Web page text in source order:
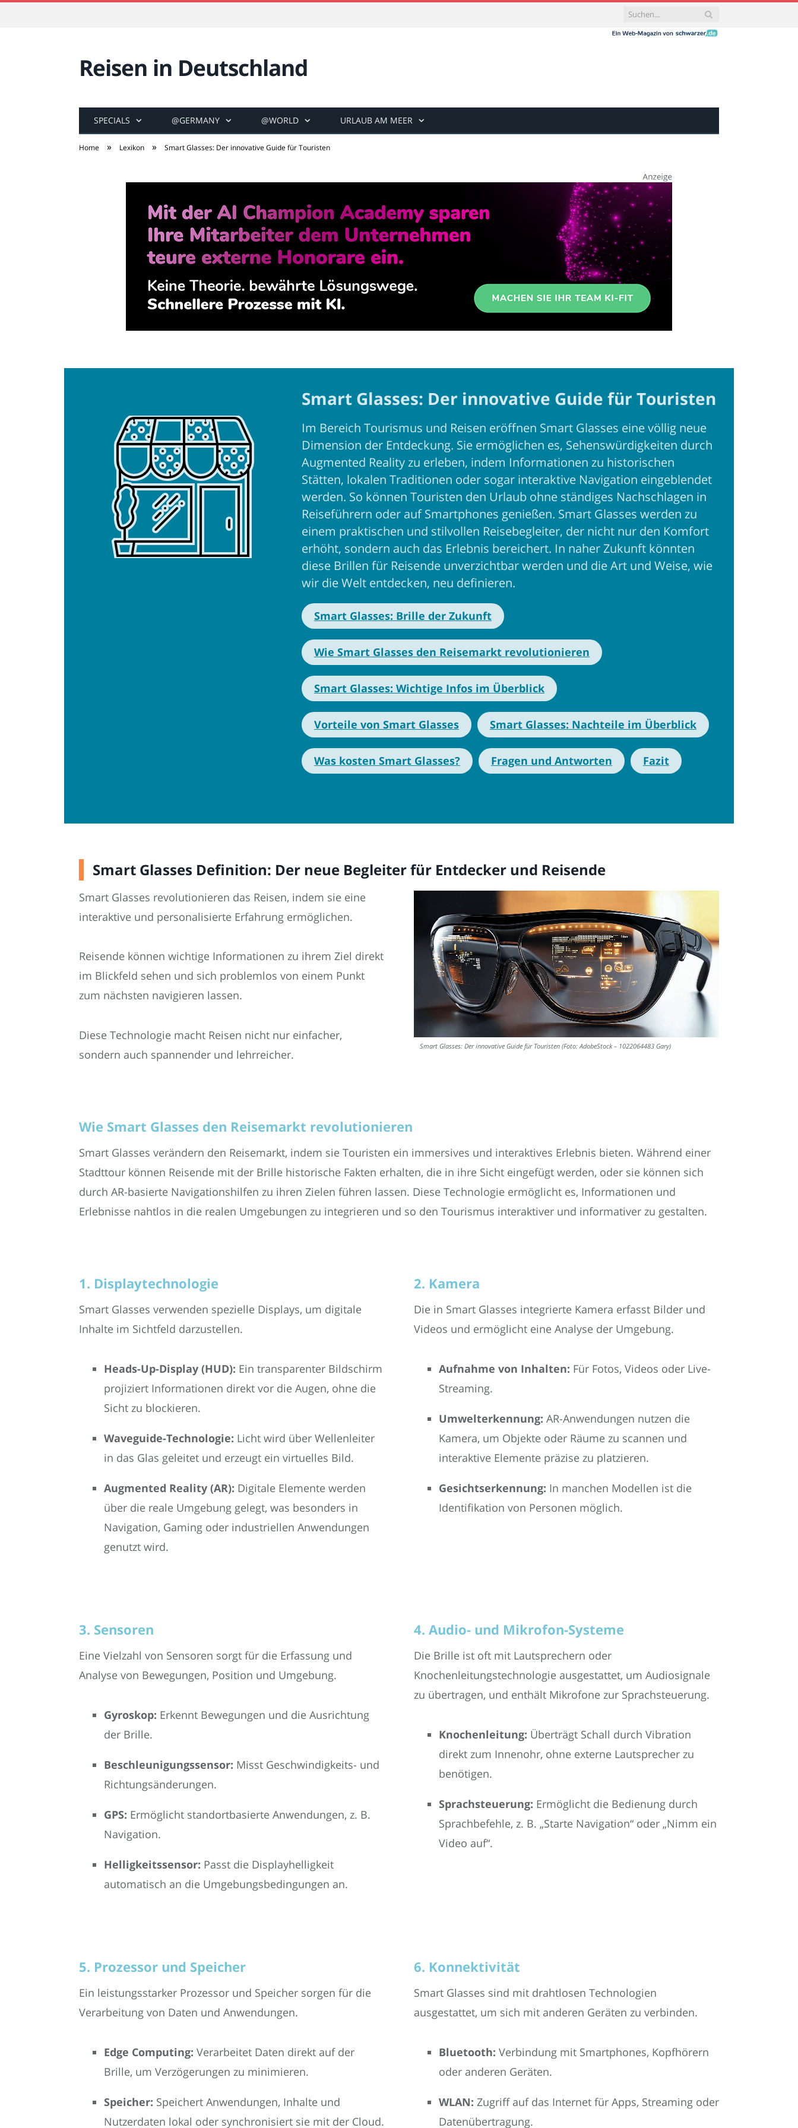
Reisen in Deutschland
SPECIALS @GERMANY @WORLD URLAUB AM MEER
Home » Lexikon » Smart Glasses: Der innovative Guide für Touristen
Smart Glasses: Der innovative Guide für Touristen
Im Bereich Tourismus und Reisen eröffnen Smart Glasses eine völlig neue
Dimension der Entdeckung. Sie ermöglichen es, Sehenswürdigkeiten durch
Augmented Reality zu erleben, indem Informationen zu historischen
Stätten, lokalen Traditionen oder sogar interaktive Navigation eingeblendet
werden. So können Touristen den Urlaub ohne ständiges Nachschlagen in
Reiseführern oder auf Smartphones genießen. Smart Glasses werden zu
einem praktischen und stilvollen Reisebegleiter, der nicht nur den Komfort
erhöht, sondern auch das Erlebnis bereichert. In naher Zukunft könnten
diese Brillen für Reisende unverzichtbar werden und die Art und Weise, wie
wir die Welt entdecken, neu definieren.
Smart Glasses: Brille der Zukunft
Wie Smart Glasses den Reisemarkt revolutionieren
Smart Glasses: Wichtige Infos im Überblick
Vorteile von Smart Glasses Smart Glasses: Nachteile im Überblick
Was kosten Smart Glasses? Fragen und Antworten Fazit
Smart Glasses Definition: Der neue Begleiter für Entdecker und Reisende
Smart Glasses revolutionieren das Reisen, indem sie eine
interaktive und personalisierte Erfahrung ermöglichen.
Reisende können wichtige Informationen zu ihrem Ziel direkt
im Blickfeld sehen und sich problemlos von einem Punkt
zum nächsten navigieren lassen.
Diese Technologie macht Reisen nicht nur einfacher,
sondern auch spannender und lehrreicher.
Smart Glasses: Der innovative Guide für Touristen (Foto: AdobeStock – 1022064483 Gary)
Wie Smart Glasses den Reisemarkt revolutionieren
Smart Glasses verändern den Reisemarkt, indem sie Touristen ein immersives und interaktives Erlebnis bieten. Während einer
Stadttour können Reisende mit der Brille historische Fakten erhalten, die in ihre Sicht eingefügt werden, oder sie können sich
durch AR-basierte Navigationshilfen zu ihren Zielen führen lassen. Diese Technologie ermöglicht es, Informationen und
Erlebnisse nahtlos in die realen Umgebungen zu integrieren und so den Tourismus interaktiver und informativer zu gestalten.
1. Displaytechnologie
Smart Glasses verwenden spezielle Displays, um digitale
Inhalte im Sichtfeld darzustellen.
Heads-Up-Display (HUD): Ein transparenter Bildschirm
projiziert Informationen direkt vor die Augen, ohne die
Sicht zu blockieren.
Waveguide-Technologie: Licht wird über Wellenleiter
in das Glas geleitet und erzeugt ein virtuelles Bild.
Augmented Reality (AR): Digitale Elemente werden
über die reale Umgebung gelegt, was besonders in
Navigation, Gaming oder industriellen Anwendungen
genutzt wird.
2. Kamera
Die in Smart Glasses integrierte Kamera erfasst Bilder und
Videos und ermöglicht eine Analyse der Umgebung.
Aufnahme von Inhalten: Für Fotos, Videos oder Live-
Streaming.
Umwelterkennung: AR-Anwendungen nutzen die
Kamera, um Objekte oder Räume zu scannen und
interaktive Elemente präzise zu platzieren.
Gesichtserkennung: In manchen Modellen ist die
Identifikation von Personen möglich.
3. Sensoren
Eine Vielzahl von Sensoren sorgt für die Erfassung und
Analyse von Bewegungen, Position und Umgebung.
Gyroskop: Erkennt Bewegungen und die Ausrichtung
der Brille.
Beschleunigungssensor: Misst Geschwindigkeits- und
Richtungsänderungen.
GPS: Ermöglicht standortbasierte Anwendungen, z. B.
Navigation.
Helligkeitssensor: Passt die Displayhelligkeit
automatisch an die Umgebungsbedingungen an.
4. Audio- und Mikrofon-Systeme
Die Brille ist oft mit Lautsprechern oder
Knochenleitungstechnologie ausgestattet, um Audiosignale
zu übertragen, und enthält Mikrofone zur Sprachsteuerung.
Knochenleitung: Überträgt Schall durch Vibration
direkt zum Innenohr, ohne externe Lautsprecher zu
benötigen.
Sprachsteuerung: Ermöglicht die Bedienung durch
Sprachbefehle, z. B. „Starte Navigation“ oder „Nimm ein
Video auf“.
5. Prozessor und Speicher
Ein leistungsstarker Prozessor und Speicher sorgen für die
Verarbeitung von Daten und Anwendungen.
Edge Computing: Verarbeitet Daten direkt auf der
Brille, um Verzögerungen zu minimieren.
Speicher: Speichert Anwendungen, Inhalte und
Nutzerdaten lokal oder synchronisiert sie mit der Cloud.
6. Konnektivität
Smart Glasses sind mit drahtlosen Technologien
ausgestattet, um sich mit anderen Geräten zu verbinden.
Bluetooth: Verbindung mit Smartphones, Kopfhörern
oder anderen Geräten.
WLAN: Zugriff auf das Internet für Apps, Streaming oder
Datenübertragung.